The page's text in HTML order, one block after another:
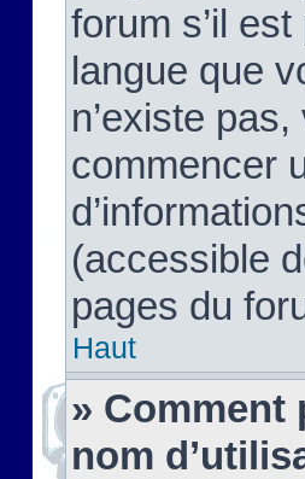
forum s’il
langue que
n’existe
commencer
(accessible
pages du
Haut
» Comment
nom